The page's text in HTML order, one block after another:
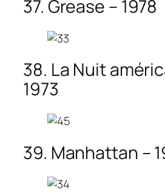
37. Grease – 1978
38. La Nuit
1973
39. Manhattan –